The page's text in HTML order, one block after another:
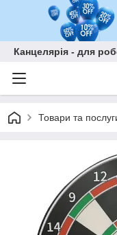
Канцелярія - для
Товари та